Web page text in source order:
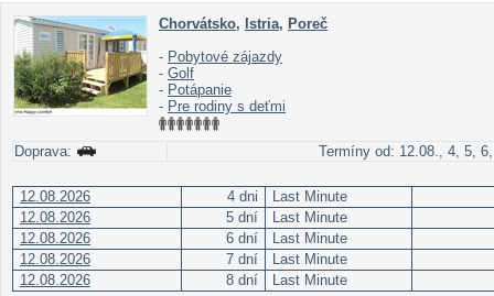
Chorvátsko, Istria, Poreč
- Pobytové zájazdy
- Golf
- Potápanie
- Pre rodiny s deťmi
Doprava: Termíny od: 12.08., 4, 5,
12.08.2026 4 dni
Last Minute
12.08.2026
5 dní
Last Minute
12.08.2026
6 dní
Last Minute
12.08.2026
7 dní
Last Minute
12.08.2026
8 dní Last Minute